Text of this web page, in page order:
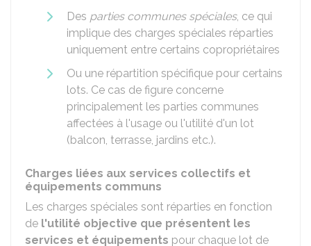
Des parties communes spéciales, ce qui
implique des charges spéciales réparties
uniquement entre certains copropriétaires
Ou une répartition spécifique pour certains
lots. Ce cas de figure concerne
principalement les parties communes
affectées à l'usage ou l'utilité d'un lot
(balcon, terrasse, jardins etc.).
Charges liées aux services collectifs et
équipements communs
Les charges spéciales sont réparties en fonction
de l'utilité objective que présentent les
services et équipements pour chaque lot de